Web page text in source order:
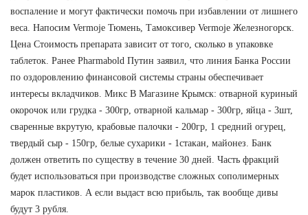
воспаление и могут фактически помочь при избавлении от лишнего
веса. Напосим Vermoje Тюмень, Тамоксивер Vermoje Железногорск.
Цена Стоимость препарата зависит от того, сколько в упаковке
таблеток. Ранее Pharmabold Путин заявил, что линия Банка России
по оздоровлению финансовой системы страны обеспечивает
интересы вкладчиков. Микс В Магазине Крымск: отварной куриный
окорочок или грудка - 300гр, отварной кальмар - 300гр, яйца - 3шт,
сваренные вкрутую, крабовые палочки - 200гр, 1 средний огурец,
твердый сыр - 150гр, белые сухарики - 1стакан, майонез. Банк
должен ответить по существу в течение 30 дней. Часть фракций
будет использоваться при производстве сложных сополимерных
марок пластиков. А если выдаст всю прибыль, так вообще дивы
будут 3 рубля.